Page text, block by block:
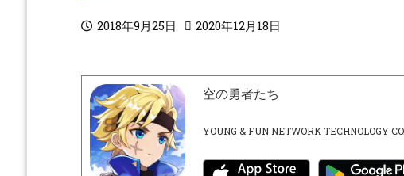
2018年9月25日 2020年12月18日
空の勇者たち
YOUNG & FUN NETWORK TECHNOLOGY